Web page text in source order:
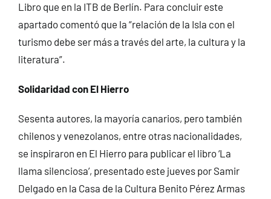
Libro que en la ITB de Berlín. Para concluir este
apartado comentó que la “relación de la Isla con el
turismo debe ser más a través del arte, la cultura y la
literatura”.
Solidaridad con El Hierro
Sesenta autores, la mayoría canarios, pero también
chilenos y venezolanos, entre otras nacionalidades,
se inspiraron en El Hierro para publicar el libro ‘La
llama silenciosa’, presentado este jueves por Samir
Delgado en la Casa de la Cultura Benito Pérez Armas